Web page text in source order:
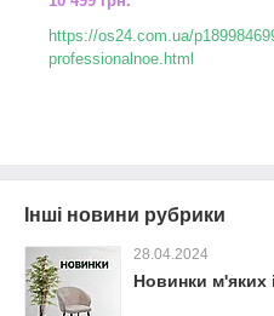
https://os24.com.ua/
professionalnoe.html
Інші новини рубрики
28.04.2024
Новинки м'яких